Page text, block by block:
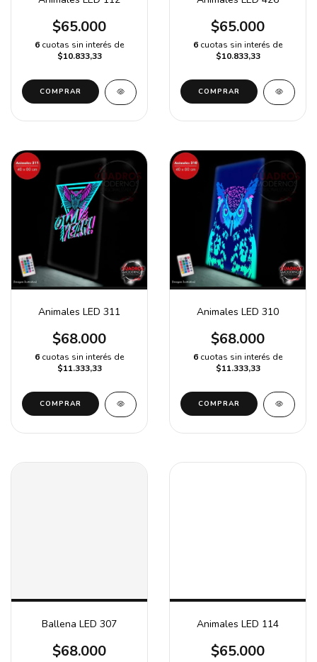
$65.000
6 cuotas sin interés de
$10.833,33
COMPRAR
$65.000
6 cuotas sin interés de
$10.833,33
COMPRAR
Animales LED 311
$68.000
6 cuotas sin interés de
$11.333,33
COMPRAR
Animales LED 310
$68.000
6 cuotas sin interés de
$11.333,33
COMPRAR
Ballena LED 307
$68.000
Animales LED 114
$65.000